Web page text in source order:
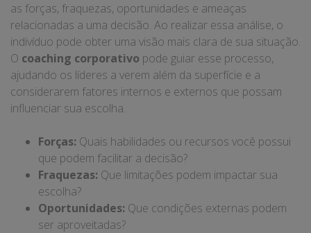
as forças, fraquezas, oportunidades e ameaças
relacionadas a uma decisão. Ao realizar essa análise, o
indivíduo pode obter uma visão mais clara de sua situação.
O coaching corporativo pode guiar esse processo,
ajudando os líderes a verem além da superfície e a
considerarem fatores internos e externos que possam
influenciar sua escolha.
Forças: Quais habilidades ou recursos você possui
que podem facilitar a decisão?
Fraquezas: Que limitações podem impactar sua
escolha?
Oportunidades: Que condições externas podem
ser aproveitadas?